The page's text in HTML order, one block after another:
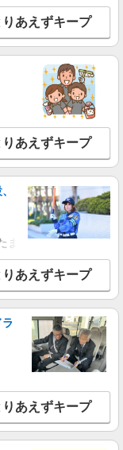
円 ※経験・能力等に
12h）〜48,000円
支給
花】 静岡県袋井市
詳細を見る
ル事業所
ッフ
力・資格等による
シングホーム オン
1439-3
細を見る
円 経験が豊富で、必
・ス
細を見る
りあえずキープ
りあえずキープ
ま市岩槻区・久喜市・
りあえずキープ
りあえずキープ